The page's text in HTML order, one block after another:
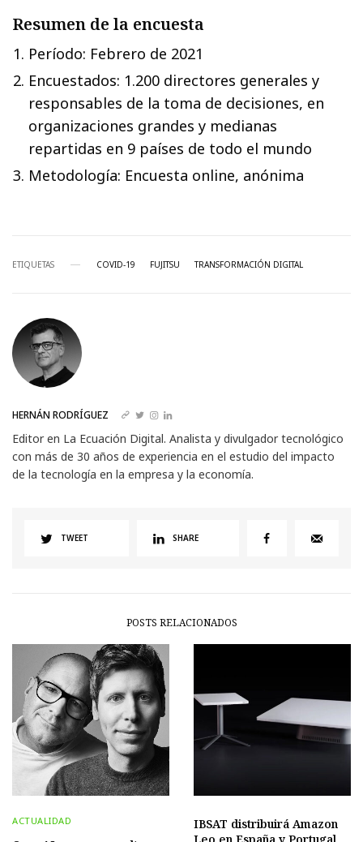
Resumen de la encuesta
Período: Febrero de 2021
Encuestados: 1.200 directores generales y
responsables de la toma de decisiones, en
organizaciones grandes y medianas
repartidas en 9 países de todo el mundo
Metodología: Encuesta online, anónima
ETIQUETAS COVID-19 FUJITSU TRANSFORMACIÓN DIGITAL
HERNÁN RODRÍGUEZ
Editor en La Ecuación Digital. Analista y divulgador tecnológico
con más de 30 años de experiencia en el estudio del impacto
de la tecnología en la empresa y la economía.
TWEET SHARE
POSTS RELACIONADOS
ACTUALIDAD
IBSAT distribuirá Amazon
Leo en España y Portugal